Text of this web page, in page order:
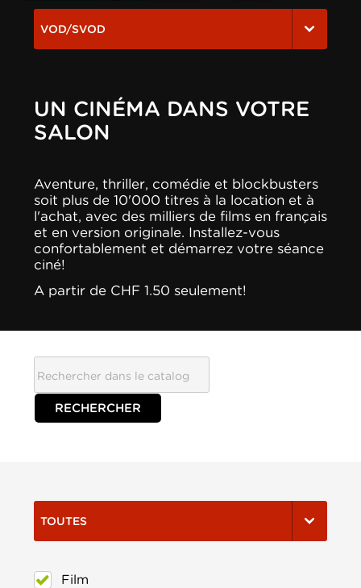
VOD/SVOD
UN CINÉMA DANS VOTRE
SALON
Aventure, thriller, comédie et blockbusters
soit plus de 10'000 titres à la location et à
l'achat, avec des milliers de films en français
et en version originale. Installez-vous
confortablement et démarrez votre séance
ciné!
A partir de CHF 1.50 seulement!
TOUTES
Film